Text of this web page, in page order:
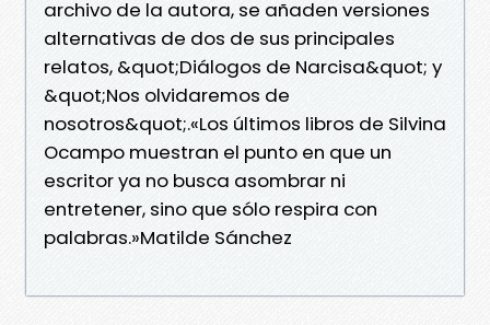
archivo de la autora, se añaden versiones
alternativas de dos de sus principales
relatos, &quot;Diálogos de Narcisa&quot; y
&quot;Nos olvidaremos de
nosotros&quot;.«Los últimos libros de Silvina
Ocampo muestran el punto en que un
escritor ya no busca asombrar ni
entretener, sino que sólo respira con
palabras.»Matilde Sánchez